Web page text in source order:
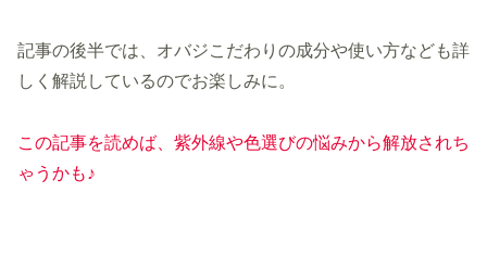
記事の後半では、オバジこだわりの成分や使い方なども詳
しく解説しているのでお楽しみに。
この記事を読めば、紫外線や色選びの悩みから解放されち
ゃうかも♪